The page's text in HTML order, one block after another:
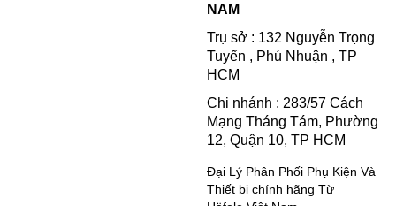
NAM
Trụ sở : 132 Nguyễn Trọng
Tuyển , Phú Nhuận , TP
HCM
Chi nhánh : 283/57 Cách
Mạng Tháng Tám, Phường
12, Quận 10, TP HCM
Đại Lý Phân Phối Phụ Kiện Và
Thiết bị chính hãng Từ